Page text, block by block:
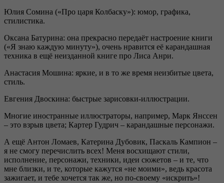
Юлия Сомина («Про царя Колбаску»): юмор, графика,
стилистика.
Оксана Батурина: она прекрасно передаёт настроение книги
(«Я знаю каждую минуту»), очень нравится её карандашная
техника в ещё неизданной книге про Лиса Анри.
Анастасия Мошина: яркие, и в то же время неизбитые цвета,
стиль.
Евгения Двоскина: быстрые зарисовки-иллюстрации.
Многие иностранные иллюстраторы, например, Марк Янссен
– это взрыв цвета; Картер Гудрич – карандашные персонажи.
А ещё Антон Ломаев, Катерина Дубовик, Паскаль Кампион –
я не смогу перечислить всех! Меня восхищают стили,
исполнение, персонажи, техники, идеи сюжетов – и те, что
мне близки, и те, которые кажутся «не моими», ведь красота
зажигает, и тебе хочется так же, но по-своему «искрить»!